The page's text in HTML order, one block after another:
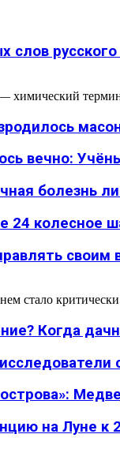
химический
вечно:
болезнь
колесное
стало
Когда
на Луне к